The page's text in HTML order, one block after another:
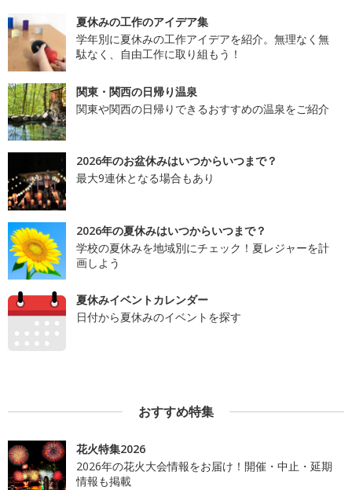
夏休みの工作のアイデア集
学年別に夏休みの工作アイデアを紹介。無理なく無
駄なく、自由工作に取り組もう！
関東・関西の日帰り温泉
関東や関西の日帰りできるおすすめの温泉をご紹介
2026年のお盆休みはいつからいつまで？
最大9連休となる場合もあり
2026年の夏休みはいつからいつまで？
学校の夏休みを地域別にチェック！夏レジャーを計
画しよう
夏休みイベントカレンダー
日付から夏休みのイベントを探す
おすすめ特集
花火特集2026
2026年の花火大会情報をお届け！開催・中止・延期
情報も掲載